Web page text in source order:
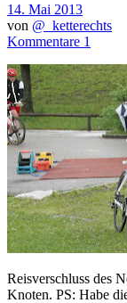
14. Mai 2013
von @_ketterechts
Kommentare 1
Reisverschluss des
Knoten. PS: Habe